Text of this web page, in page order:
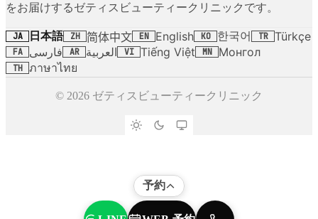
をお届けするゼティスビューティークリニックです。
JA 日本語 ZH 简体中文 EN English KO 한국어 TR Türkçe
FA فارسی AR العربية VI Tiếng Việt MN Монгол
TH ภาษาไทย
© 2026 ゼティスビューティークリニック
予約